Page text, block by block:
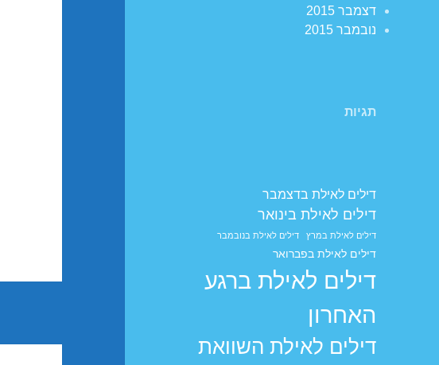
דצמבר 2015
נובמבר 2015
תגיות
דילים לאילת בדצמבר
דילים לאילת בינואר
דילים לאילת במרץ דילים לאילת בנובמבר
דילים לאילת בפברואר
דילים לאילת ברגע
האחרון
דילים לאילת השוואת